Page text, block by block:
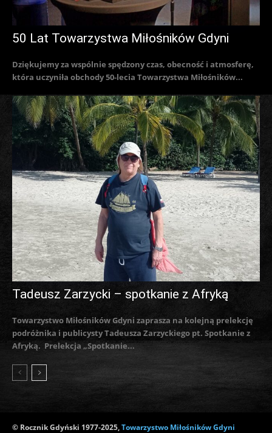
50 Lat Towarzystwa Miłośników Gdyni
Dziękujemy za wspólnie spędzony czas, obecność i atmosferę,
która uczyniła obchody 50-lecia Towarzystwa Miłośników...
Tadeusz Zarzycki – spotkanie z Afryką
Towarzystwo Miłośników Gdyni zaprasza na kolejną prelekcję
podróżnika i publicysty Tadeusza Zarzyckiego pt. Spotkanie z
Afryką. Prelekcja „Spotkanie...
© Rocznik Gdyński 1977-2025,Towarzystwo Miłośników Gdyni